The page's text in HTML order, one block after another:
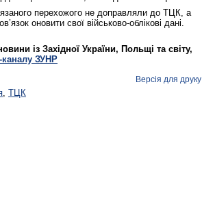
перехожого не доправляли до ТЦК, а
оновити свої військово-облікові дані.
із Західної України, Польщі та світу,
каналу ЗУНР
Версія для друку
ТЦК